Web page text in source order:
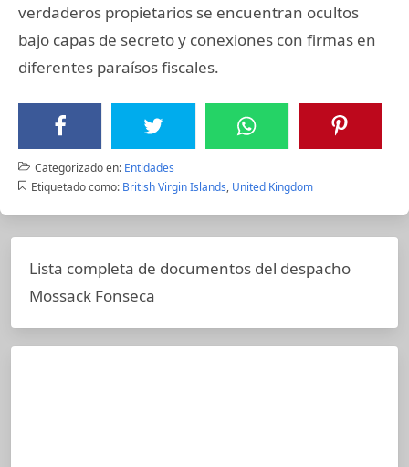
verdaderos propietarios se encuentran ocultos
bajo capas de secreto y conexiones con firmas en
diferentes paraísos fiscales.
Categorizado en: Entidades
Etiquetado como: British Virgin Islands, United Kingdom
Lista completa de documentos del despacho
Mossack Fonseca